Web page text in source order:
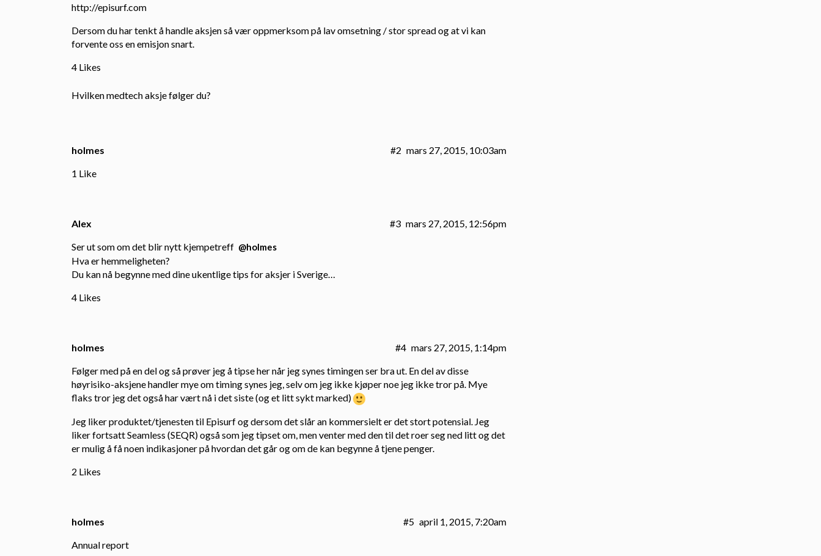
http://episurf.com
Dersom du har tenkt å handle aksjen så vær oppmerksom på lav omsetning / stor spread og at vi kan
forvente oss en emisjon snart.
4 Likes
Hvilken medtech aksje følger du?
holmes mars 27, 2015, 10:03am
#2
1 Like
Alex mars 27, 2015, 12:56pm
#3
Ser ut som om det blir nytt kjempetreff @holmes
Hva er hemmeligheten?
Du kan nå begynne med dine ukentlige tips for aksjer i Sverige…
4 Likes
holmes mars 27, 2015, 1:14pm
#4
Følger med på en del og så prøver jeg å tipse her når jeg synes timingen ser bra ut. En del av disse
høyrisiko-aksjene handler mye om timing synes jeg, selv om jeg ikke kjøper noe jeg ikke tror på. Mye
flaks tror jeg det også har vært nå i det siste (og et litt sykt marked)
Jeg liker produktet/tjenesten til Episurf og dersom det slår an kommersielt er det stort potensial. Jeg
liker fortsatt Seamless (SEQR) også som jeg tipset om, men venter med den til det roer seg ned litt og det
er mulig å få noen indikasjoner på hvordan det går og om de kan begynne å tjene penger.
2 Likes
holmes april 1, 2015, 7:20am
#5
Annual report